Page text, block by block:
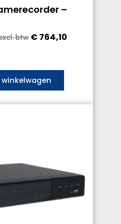
–
btw € 764,10